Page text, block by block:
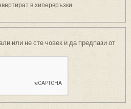
в хипервръзки.
или не сте човек и да предпази от